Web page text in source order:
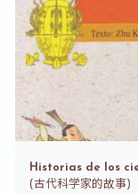
Historias de los
(古代科学家的故事)